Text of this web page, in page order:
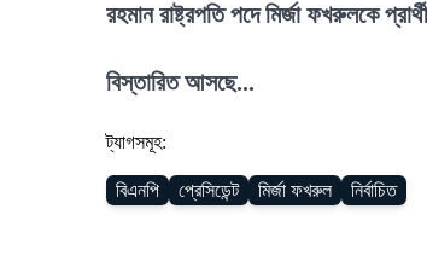
রহমান রাষ্ট্রপতি পদে মির্জা ফখরুলকে
বিস্তারিত আসছে...
ট্যাগসমূহ:
বিএনপি প্রেসিডেন্ট মির্জা ফখরুল নির্বাচিত